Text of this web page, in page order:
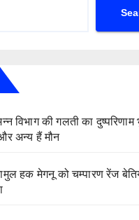
विभाग की गलती का
अन्य हैं मौन
हक मेगनू को चम्पारण रेंज